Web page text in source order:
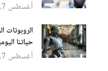
أغسطس 7, 2026
الروبوتات
حياتنا
أغسطس 7, 2026